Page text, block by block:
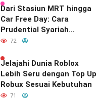
Dari Stasiun MRT hingga
Car Free Day: Cara
Prudential Syariah
Merayakan yang Nomor
Indonesia
72
Jelajahi Dunia Roblox
Lebih Seru dengan Top Up
Robux Sesuai Kebutuhan
71